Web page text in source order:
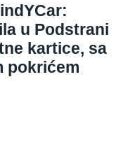
u Podstrani
kartice, sa
pokrićem